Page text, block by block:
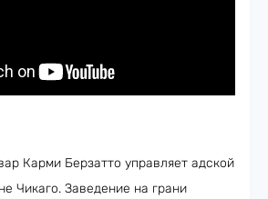
Карми Берзатто управляет адской
Чикаго. Заведение на грани